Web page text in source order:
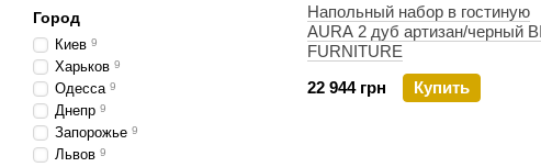
Напольный набор в гостиную
AURA 2 дуб артизан/черный
FURNITURE
22 944 грн
Купить
Город
Киев 9
Харьков 9
Одесса 9
Днепр 9
Запорожье 9
Львов 9